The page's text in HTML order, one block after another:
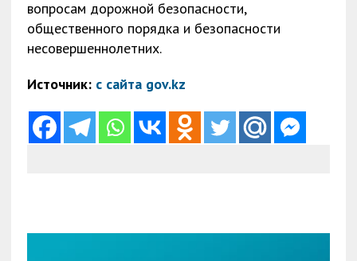
вопросам дорожной безопасности,
общественного порядка и безопасности
несовершеннолетних.
Источник: с сайта gov.kz